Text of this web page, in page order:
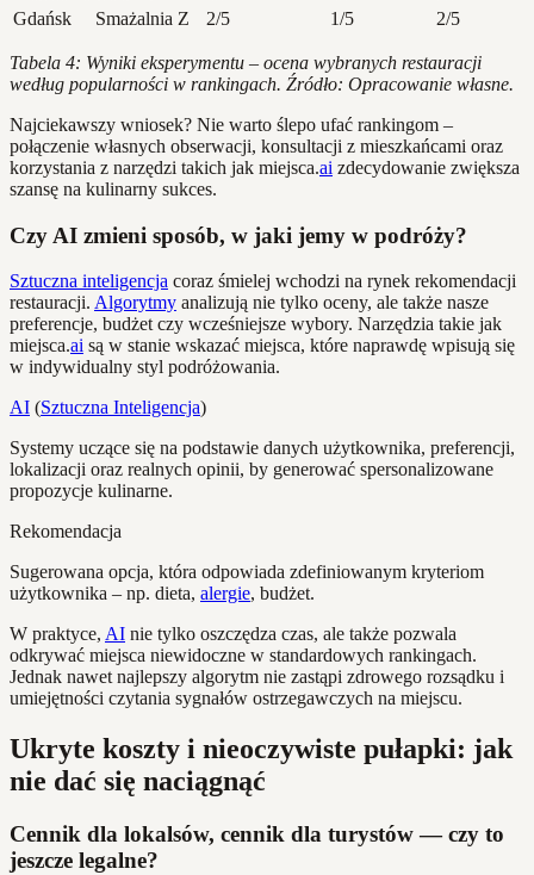
Gdańsk
Smażalnia Z 2/5 1/5 2/5
Tabela 4: Wyniki eksperymentu – ocena wybranych restauracji
według popularności w rankingach. Źródło: Opracowanie własne.
Najciekawszy wniosek? Nie warto ślepo ufać rankingom –
połączenie własnych obserwacji, konsultacji z mieszkańcami oraz
korzystania z narzędzi takich jak miejsca.ai zdecydowanie zwiększa
szansę na kulinarny sukces.
Czy AI zmieni sposób, w jaki jemy w podróży?
Sztuczna inteligencja coraz śmielej wchodzi na rynek rekomendacji
restauracji. Algorytmy analizują nie tylko oceny, ale także nasze
preferencje, budżet czy wcześniejsze wybory. Narzędzia takie jak
miejsca.ai są w stanie wskazać miejsca, które naprawdę wpisują się
w indywidualny styl podróżowania.
AI (Sztuczna Inteligencja)
Systemy uczące się na podstawie danych użytkownika, preferencji,
lokalizacji oraz realnych opinii, by generować spersonalizowane
propozycje kulinarne.
Rekomendacja
Sugerowana opcja, która odpowiada zdefiniowanym kryteriom
użytkownika – np. dieta, alergie, budżet.
W praktyce, AI nie tylko oszczędza czas, ale także pozwala
odkrywać miejsca niewidoczne w standardowych rankingach.
Jednak nawet najlepszy algorytm nie zastąpi zdrowego rozsądku i
umiejętności czytania sygnałów ostrzegawczych na miejscu.
Ukryte koszty i nieoczywiste pułapki: jak
nie dać się naciągnąć
Cennik dla lokalsów, cennik dla turystów — czy to
jeszcze legalne?